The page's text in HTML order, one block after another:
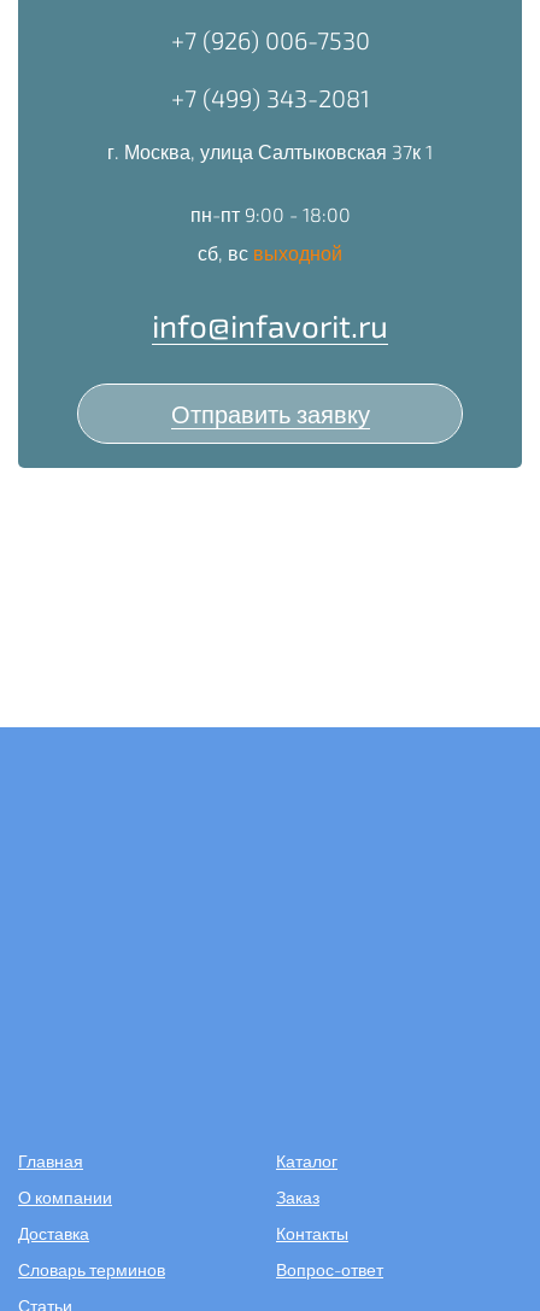
+7 (926) 006-7530
+7 (499) 343-2081
г. Москва, улица Салтыковская 37к 1
пн-пт 9:00 - 18:00
сб, вс выходной
info@infavorit.ru
Отправить заявку
Главная
Каталог
О компании
Заказ
Доставка
Контакты
Словарь терминов
Вопрос-ответ
Статьи